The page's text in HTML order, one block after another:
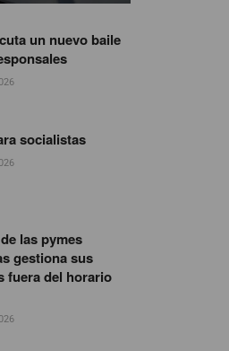
un nuevo baile
socialistas
las pymes
gestiona sus
fuera del horario